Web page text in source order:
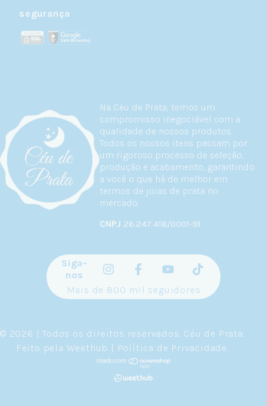
Na Céu de Prata, temos um
compromisso inegociável com a
qualidade de nossos produtos.
Todos os nossos itens passam por
um rigoroso processo de seleção,
produção e acabamento, garantindo
a você o que há de melhor em
termos de joias de prata no
mercado.
CNPJ 26.247.418/0001-91
segurança
Siga-
nos
Mais de 800 mil seguidores
© 2026 | Todos os direitos reservados. Céu de Prata.
Feito pela Weethub | Política de Privacidade.